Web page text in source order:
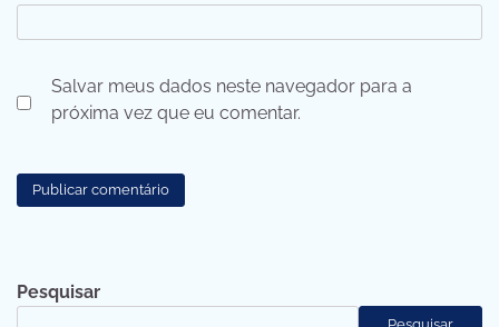
Salvar meus dados neste navegador para a
próxima vez que eu comentar.
Pesquisar